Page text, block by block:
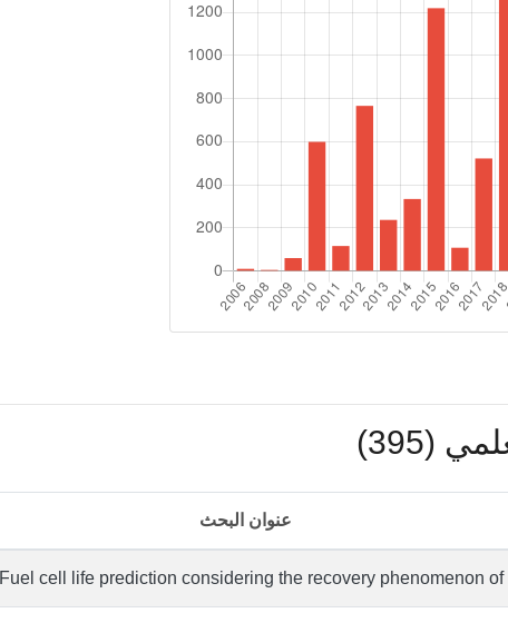
(395)
عنوان البحث
Fuel cell life prediction considering the recovery phenomenon